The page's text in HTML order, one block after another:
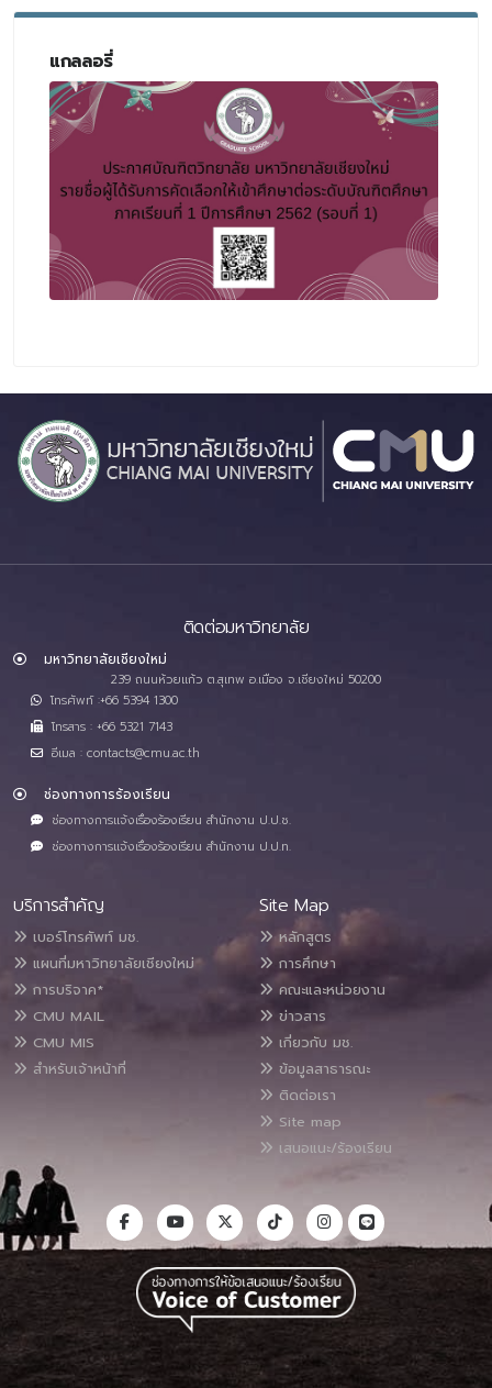
แกลลอรี่
ติดต่อมหาวิทยาลัย
มหาวิทยาลัยเชียงใหม่
239 ถนนห้วยแก้ว ต.สุเทพ อ.เมือง จ.เชียงใหม่ 50200
โทรศัพท์ :+66 5394 1300
โทรสาร : +66 5321 7143
อีเมล : contacts@cmu.ac.th
ช่องทางการร้องเรียน
ช่องทางการแจ้งเรื่องร้องเรียน สำนักงาน ป.ป.ช.
ช่องทางการแจ้งเรื่องร้องเรียน สำนักงาน ป.ป.ท.
บริการสำคัญ
เบอร์โทรศัพท์ มช.
แผนที่มหาวิทยาลัยเชียงใหม่
การบริจาค*
CMU MAIL
CMU MIS
สำหรับเจ้าหน้าที่
Site Map
หลักสูตร
การศึกษา
คณะและหน่วยงาน
ข่าวสาร
เกี่ยวกับ มช.
ข้อมูลสาธารณะ
ติดต่อเรา
Site map
เสนอแนะ/ร้องเรียน